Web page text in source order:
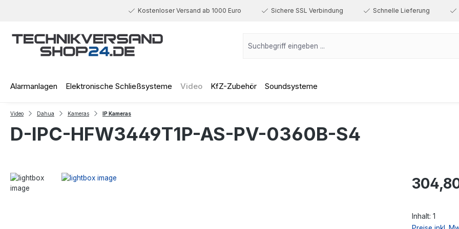
Kostenloser Versand ab 1000 Euro Sichere SSL Verbindung Schnelle Lieferung
Alarmanlagen Elektronische Schließsysteme Video KfZ-Zubehör Soundsysteme
Video Dahua Kameras IP Kameras
D-IPC-HFW3449T1P-AS-PV-0360B-S4
Regulärer Preis:
Inhalt: 1